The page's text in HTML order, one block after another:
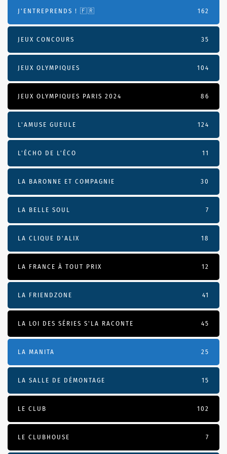
J'ENTREPRENDS ! 🇫🇷 162
JEUX CONCOURS 35
JEUX OLYMPIQUES 104
JEUX OLYMPIQUES PARIS 2024 86
L'AMUSE GUEULE 124
L’ÉCHO DE L’ÉCO 11
LA BARONNE ET COMPAGNIE 30
LA BELLE SOUL 7
LA CLIQUE D'ALIX 18
LA FRANCE À TOUT PRIX 12
LA FRIENDZONE 41
LA LOI DES SÉRIES S'LA RACONTE 45
LA MANITA 25
LA SALLE DE DÉMONTAGE 15
LE CLUB 102
LE CLUBHOUSE 7